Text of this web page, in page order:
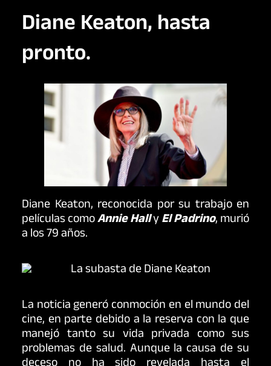
Diane Keaton, hasta
pronto.
Diane Keaton, reconocida por su trabajo en
películas comoAnnie HallyEl Padrino, murió
a los 79 años.
La noticia generó conmoción en el mundo del
cine, en parte debido a la reserva con la que
manejó tanto su vida privada como sus
problemas de salud. Aunque la causa de su